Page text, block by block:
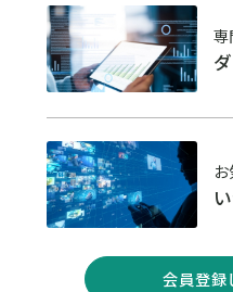
専
会員登録